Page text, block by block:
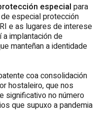
especial para
especial protección
e as lugares de interese
implantación de
manteñan a identidade
coa consolidación
hostaleiro, que nos
significativo no número
que supuxo a pandemia